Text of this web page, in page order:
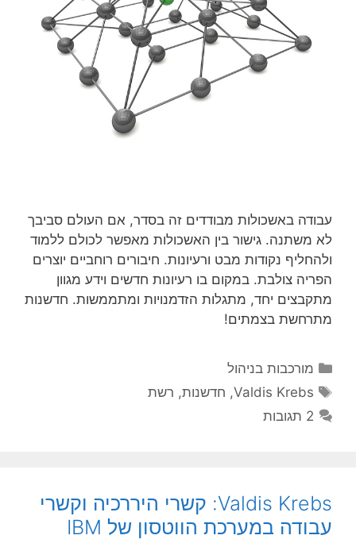
עבודה באשכולות מבודדים זה בסדר, אם העולם סביבך
לא משתנה. גישור בין האשכולות מאפשר לכולם ללמוד
ולהחליף נקודות מבט ורעיונות. חיבורים רוחביים יוצרים
הפריה צולבת. במקום בו רעיונות חדשים וידע מגוון
מתקבצים יחד, מתגלות הזדמנויות ומתממשות. חדשנות
מתרחשת בצמתים!
קטגוריות
מורכבות בניהול
תגיות
Valdis Krebs
, חדשנות, רשת
2 תגובות
Valdis Krebs: קשרי היררכיה וקשרי
עבודה במערכת הווטסון של IBM